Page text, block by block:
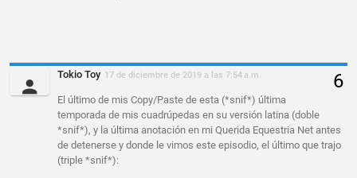
Tokio Toy 17 de diciembre de 2019 a las 7:54 a.m.
El último de mis Copy/Paste de esta (*snif*) última
temporada de mis cuadrúpedas en su versión latina (doble
*snif*), y la última anotación en mi Querida Equestria Net antes
de detenerse y donde le vimos este episodio, el último que trajo
(triple *snif*):